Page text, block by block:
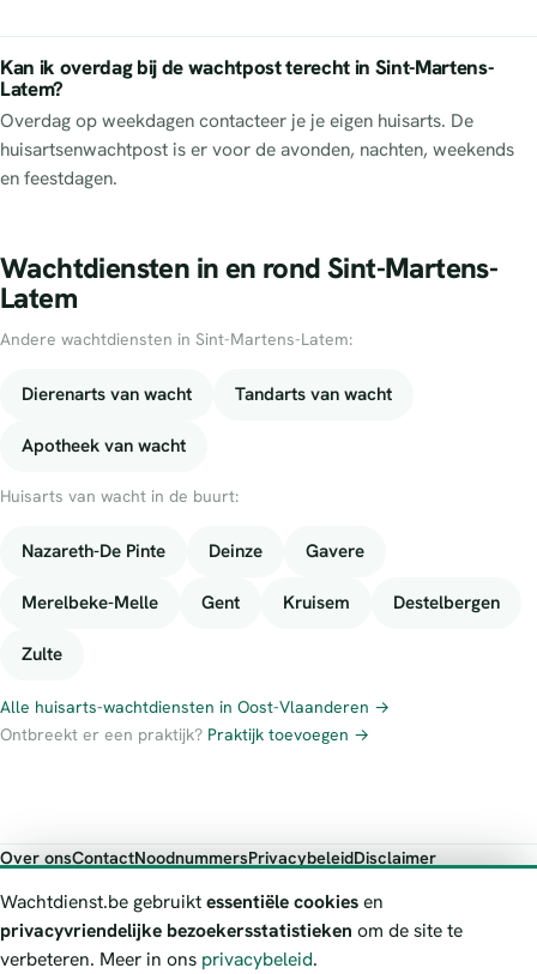
Kan ik overdag bij de wachtpost terecht in Sint-Martens-
Latem?
Overdag op weekdagen contacteer je je eigen huisarts. De
huisartsenwachtpost is er voor de avonden, nachten, weekends
en feestdagen.
Wachtdiensten in en rond Sint-Martens-
Latem
Andere wachtdiensten in Sint-Martens-Latem:
Dierenarts van wacht Tandarts van wacht
Apotheek van wacht
Huisarts van wacht in de buurt:
Nazareth-De Pinte Deinze Gavere
Merelbeke-Melle Gent Kruisem Destelbergen
Zulte
Alle huisarts-wachtdiensten in Oost-Vlaanderen →
Ontbreekt er een praktijk? Praktijk toevoegen →
Over onsContactNoodnummersPrivacybeleidDisclaimer
Wachtdienst.be toont publieke wachtdienst-informatie ter oriëntatie.
Bij levensgevaar bel je altijd 112. Controleer altijd de actuele
Wachtdienst.be gebruiktessentiële cookiesen
privacyvriendelijke bezoekersstatistieken om de site te
verbeteren. Meer in ons privacybeleid.